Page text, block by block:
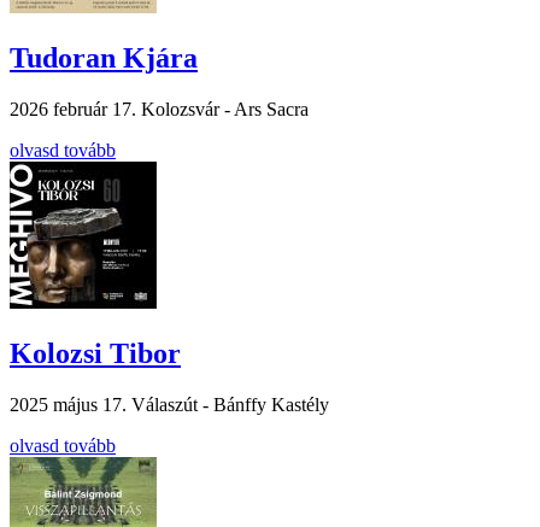
Tudoran Kjára
2026 február 17. Kolozsvár - Ars Sacra
olvasd tovább
Kolozsi Tibor
2025 május 17. Válaszút - Bánffy Kastély
olvasd tovább